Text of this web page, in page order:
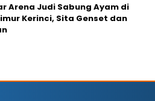
Arena Judi Sabung Ayam di
Kerinci, Sita Genset dan